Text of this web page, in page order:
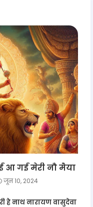
आ गई मेरी नौ मैया
जून 10, 2024
हे नाथ नारायण वासुदेवा